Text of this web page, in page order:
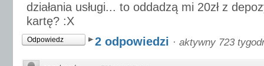
działania usługi... to oddadzą mi 20zł z
kartę? :X
Odpowiedz 2 odpowiedzi · aktywny 723